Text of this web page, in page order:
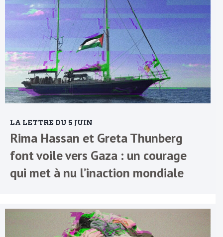
LA LETTRE DU 5 JUIN
Rima Hassan et Greta Thunberg
font voile vers Gaza : un courage
qui met à nu l’inaction mondiale